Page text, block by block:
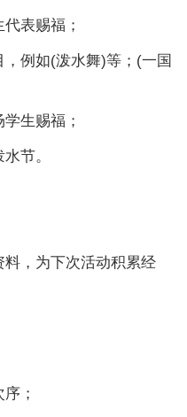
表赐福；
例如(泼水舞)等；(一国
生赐福；
节。
，为下次活动积累经
；